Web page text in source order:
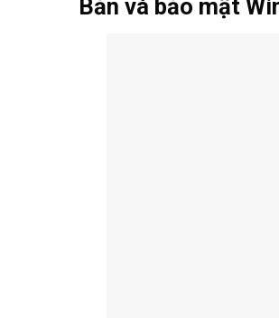
Bản vá bảo mật